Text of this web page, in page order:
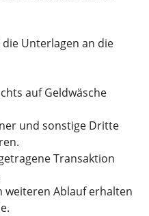
Unterlagen an die
auf Geldwäsche
und sonstige Dritte
Transaktion
Ablauf erhalten